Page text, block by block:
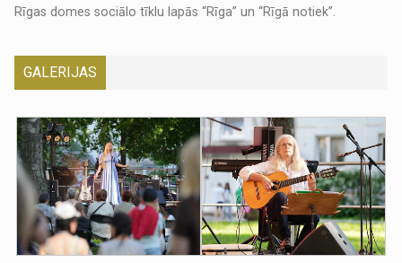
Rīgas domes sociālo tīklu lapās “Rīga” un “Rīgā notiek”.
GALERIJAS